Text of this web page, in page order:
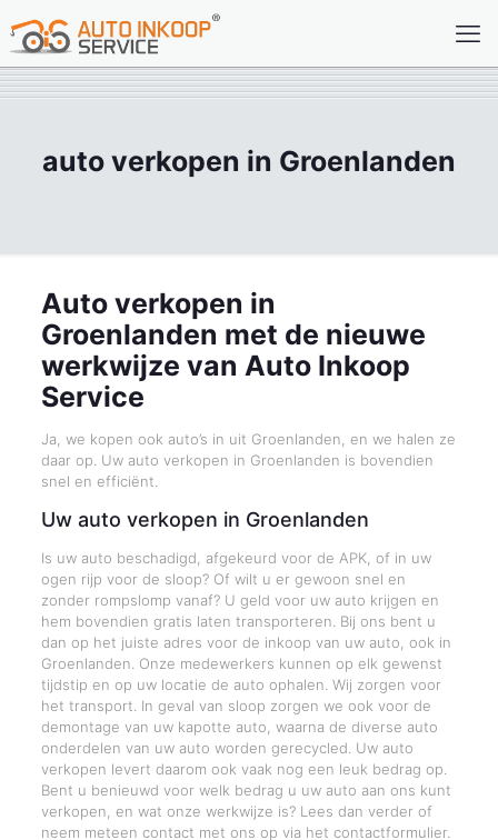
auto verkopen in Groenlanden
Auto verkopen in
Groenlanden met de nieuwe
werkwijze van Auto Inkoop
Service
Ja, we kopen ook auto’s in uit Groenlanden, en we halen ze
daar op. Uw auto verkopen in Groenlanden is bovendien
snel en efficiënt.
Uw auto verkopen in Groenlanden
Is uw auto beschadigd, afgekeurd voor de APK, of in uw
ogen rijp voor de sloop? Of wilt u er gewoon snel en
zonder rompslomp vanaf? U geld voor uw auto krijgen en
hem bovendien gratis laten transporteren. Bij ons bent u
dan op het juiste adres voor de inkoop van uw auto, ook in
Groenlanden. Onze medewerkers kunnen op elk gewenst
tijdstip en op uw locatie de auto ophalen. Wij zorgen voor
het transport. In geval van sloop zorgen we ook voor de
demontage van uw kapotte auto, waarna de diverse auto
onderdelen van uw auto worden gerecycled. Uw auto
verkopen levert daarom ook vaak nog een leuk bedrag op.
Bent u benieuwd voor welk bedrag u uw auto aan ons kunt
verkopen, en wat onze werkwijze is? Lees dan verder of
neem meteen contact met ons op via het contactformulier.